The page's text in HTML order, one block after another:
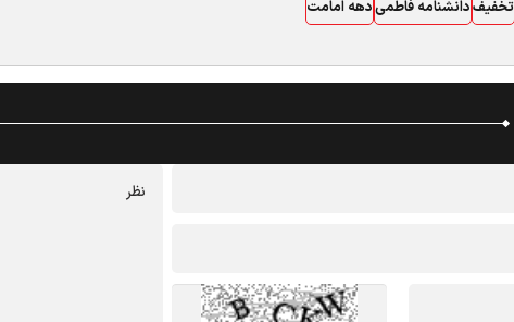
تخفیفدانشنامه فاطمیدهه امامت